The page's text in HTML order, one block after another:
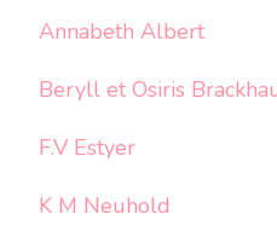
Annabeth Albert
Beryll et Osiris
F.V Estyer
K M Neuhold